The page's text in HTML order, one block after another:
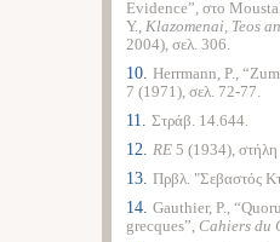
Evidence”, στο
Y., Klazomenai, Teos
2004), σελ. 306.
10. Herrmann, P.,
7 (1971), σελ. 72-77.
11. Στράβ. 14.644.
12. RE 5 (1934),
13. Πρβλ. "Σεβαστός
14. Gauthier, P.,
grecques”, Cahiers du